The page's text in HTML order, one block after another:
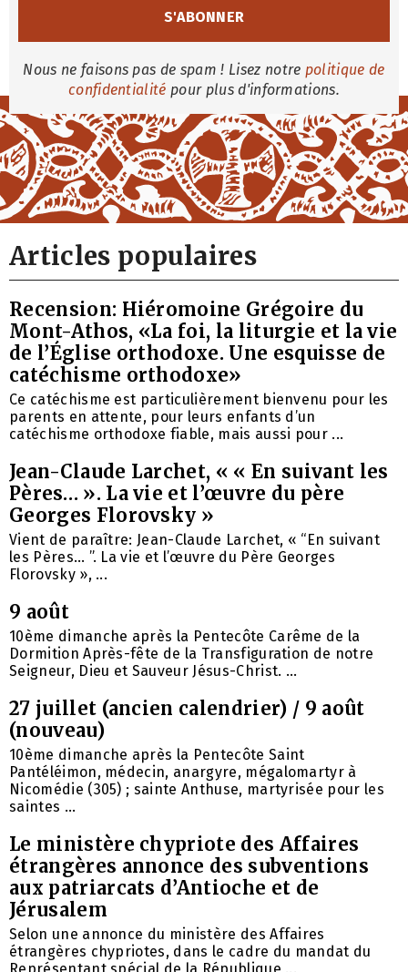
Nous ne faisons pas de spam ! Lisez notre politique de
confidentialité pour plus d'informations.
Articles populaires
Recension: Hiéromoine Grégoire du
Mont-Athos, «La foi, la liturgie et la vie
de l’Église orthodoxe. Une esquisse de
catéchisme orthodoxe»
Ce catéchisme est particulièrement bienvenu pour les
parents en attente, pour leurs enfants d’un
catéchisme orthodoxe fiable, mais aussi pour ...
Jean-Claude Larchet, « « En suivant les
Pères… ». La vie et l’œuvre du père
Georges Florovsky »
Vient de paraître: Jean-Claude Larchet, « “En suivant
les Pères… ”. La vie et l’œuvre du Père Georges
Florovsky », ...
9 août
10ème dimanche après la Pentecôte Carême de la
Dormition Après-fête de la Transfiguration de notre
Seigneur, Dieu et Sauveur Jésus-Christ. ...
27 juillet (ancien calendrier) / 9 août
(nouveau)
10ème dimanche après la Pentecôte Saint
Pantéléimon, médecin, anargyre, mégalomartyr à
Nicomédie (305) ; sainte Anthuse, martyrisée pour les
saintes ...
Le ministère chypriote des Affaires
étrangères annonce des subventions
aux patriarcats d’Antioche et de
Jérusalem
Selon une annonce du ministère des Affaires
étrangères chypriotes, dans le cadre du mandat du